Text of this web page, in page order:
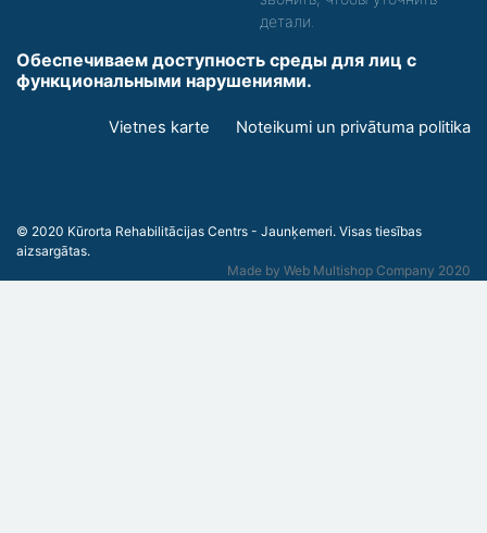
детали.
Обеспечиваем доступность среды для лиц с
функциональными нарушениями.
Vietnes karte Noteikumi un privātuma politika
© 2020 Kūrorta Rehabilitācijas Centrs - Jaunķemeri. Visas tiesības
aizsargātas.
Made by Web Multishop Company 2020